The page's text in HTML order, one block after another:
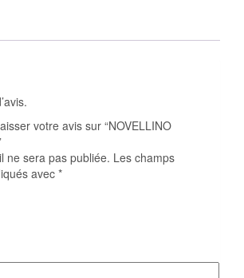
votre avis sur “NOVELLINO
ne sera pas publiée. Les champs
avec *